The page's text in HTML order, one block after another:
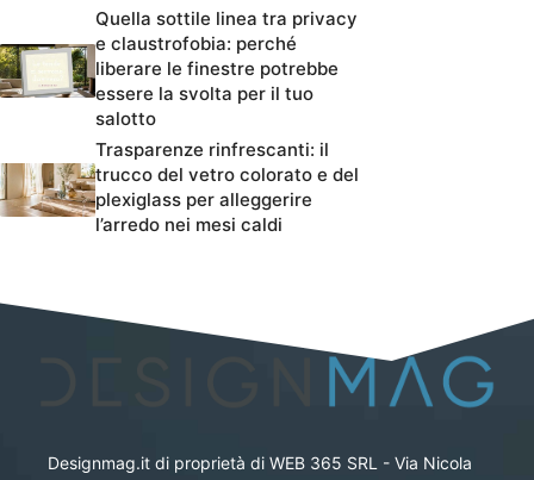
Quella sottile linea tra privacy
e claustrofobia: perché
liberare le finestre potrebbe
essere la svolta per il tuo
salotto
Trasparenze rinfrescanti: il
trucco del vetro colorato e del
plexiglass per alleggerire
l’arredo nei mesi caldi
Designmag.it di proprietà di WEB 365 SRL - Via Nicola